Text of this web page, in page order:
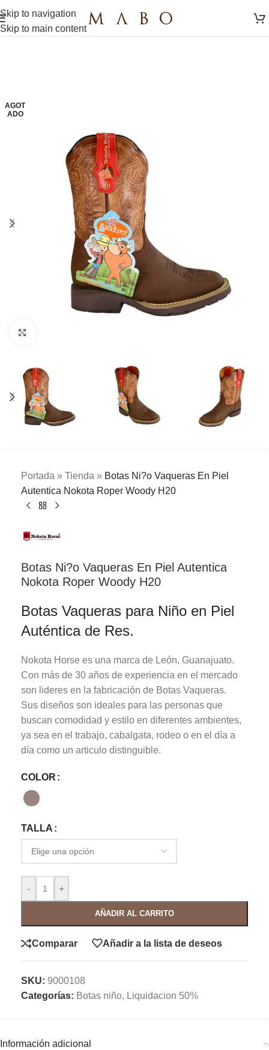
Skip to navigation
Skip to main content
AGOT
ADO
Portada » Tienda » Botas Ni?o Vaqueras En Piel
Autentica Nokota Roper Woody H20
Botas Ni?o Vaqueras En Piel Autentica
Nokota Roper Woody H20
Botas Vaqueras para Niño en Piel
Auténtica de Res.
Nokota Horse es una marca de León, Guanajuato.
Con más de 30 años de experiencia en el mercado
son lideres en la fabricación de Botas Vaqueras.
Sus diseños son ideales para las personas que
buscan comodidad y estilo en diferentes ambientes,
ya sea en el trabajo, cabalgata, rodeo o en el día a
día como un articulo distinguible.
COLOR
TALLA
- +
AÑADIR AL CARRITO
Comparar Añadir a la lista de deseos
SKU: 9000108
Categorías: Botas niño, Liquidacion 50%
Información adicional